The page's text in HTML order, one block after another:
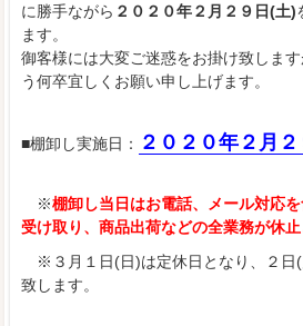
に勝手ながら ２０２０年２月２９日(土)
ます。
御客様には大変ご迷惑をお掛け致しま
う何卒宜しくお願い申し上げます。
■棚卸し実施日： ２０２０年２月
※棚卸し当日はお電話、メール対応
受け取り、商品出荷などの全業務が休止
※３月１日(日)は定休日となり、２日(
致します。